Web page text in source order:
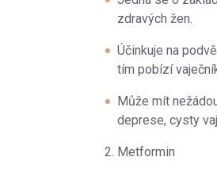
zdravých žen.
Účinkuje na
tím pobízí
Může mít
deprese, cysty
2. Metformin